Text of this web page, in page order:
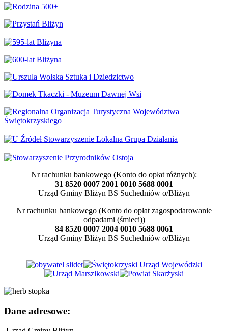
Nr rachunku bankowego (Konto do opłat różnych):
31 8520 0007 2001 0010 5688 0001
Urząd Gminy Bliżyn BS Suchedniów o/Bliżyn
Nr rachunku bankowego (Konto do opłat zagospodarowanie
odpadami (śmieci))
84 8520 0007 2004 0010 5688 0061
Urząd Gminy Bliżyn BS Suchedniów o/Bliżyn
Dane adresowe: